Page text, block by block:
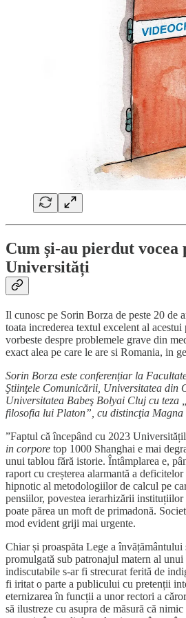
Cum și-au pierdut
Universități
Il cunosc pe Sorin Borza de peste 20 de
toata increderea textul excelent al
vorbeste despre problemele grave din
exact alea pe care le are si Romania, in
Sorin Borza este conferențiar la
Ştiinţele Comunicării, Universitatea din
Universitatea Babeş Bolyai Cluj cu teza
filosofia lui Platon”, cu distincţia Magna
”Faptul că începând cu 2023
in corpore top 1000 Shanghai e mai
unui tablou fără istorie. Întâmplarea e,
raport cu creșterea alarmantă a deficitelor
hipnotic al metodologiilor de calcul pe
pensiilor, povestea ierarhizării
poate părea un moft de primadonă.
mod evident griji mai urgente.
Chiar și proaspăta Lege a
promulgată sub patronajul matern al
indiscutabile s-ar fi strecurat ferită de
fi iritat o parte a publicului cu pretenții
eternizarea în funcții a unor rectori a
să ilustreze cu asupra de măsură că